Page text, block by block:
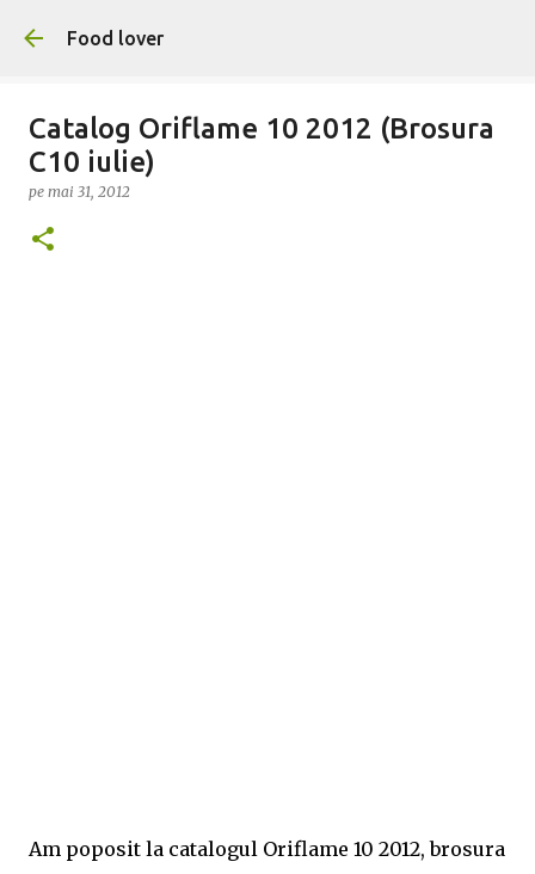
Food lover
Catalog Oriflame 10 2012 (Brosura
C10 iulie)
pe mai 31, 2012
Am poposit la catalogul Oriflame 10 2012, brosura